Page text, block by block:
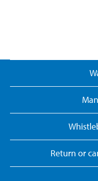
Return or